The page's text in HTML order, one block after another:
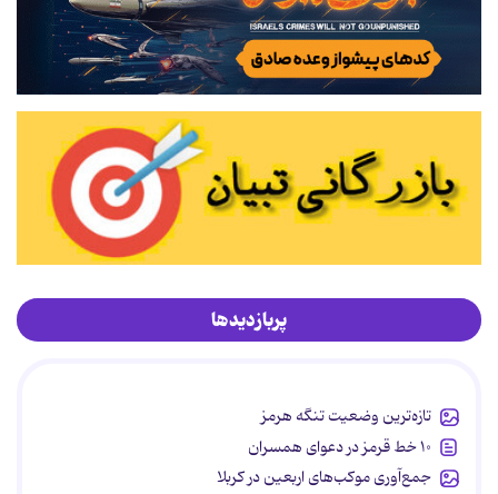
پربازدیدها
تازه‌ترین وضعیت تنگه هرمز
۱۰ خط قرمز در دعوای همسران
جمع‌آوری موکب‌های اربعین در کربلا